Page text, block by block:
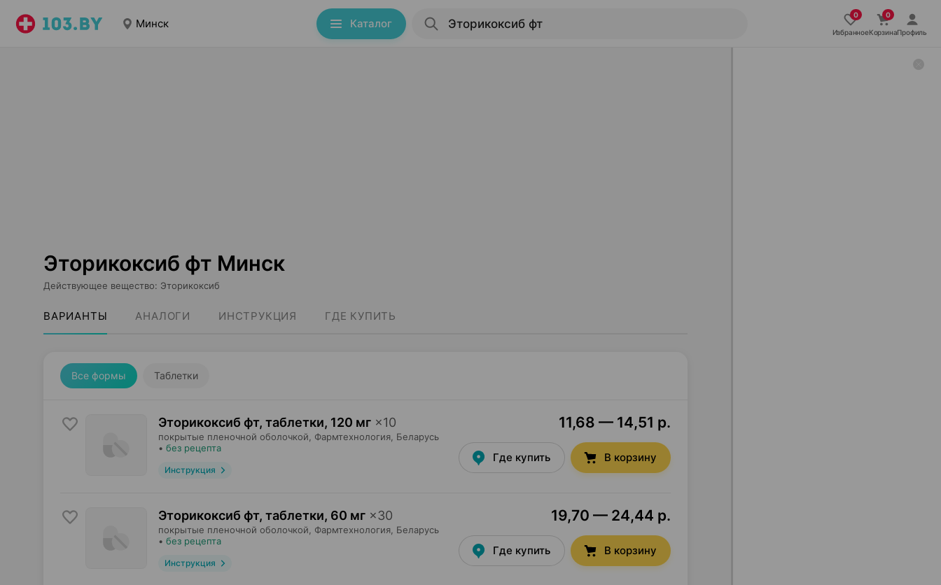
Минск Каталог
ИзбранноеКорзинаПрофиль
Эторикоксиб фт Минск
Действующее вещество: Эторикоксиб
ВАРИАНТЫ АНАЛОГИ ИНСТРУКЦИЯ ГДЕ КУПИТЬ
Все формы Таблетки
Эторикоксиб фт, таблетки, 120 мг ×10
покрытые пленочной оболочкой, Фармтехнология , Беларусь
• без рецепта
Инструкция
11,68 — 14,51 р.
Где купить В корзину
Эторикоксиб фт, таблетки, 60 мг ×30
покрытые пленочной оболочкой, Фармтехнология , Беларусь
• без рецепта
Инструкция
19,70 — 24,44 р.
Где купить В корзину